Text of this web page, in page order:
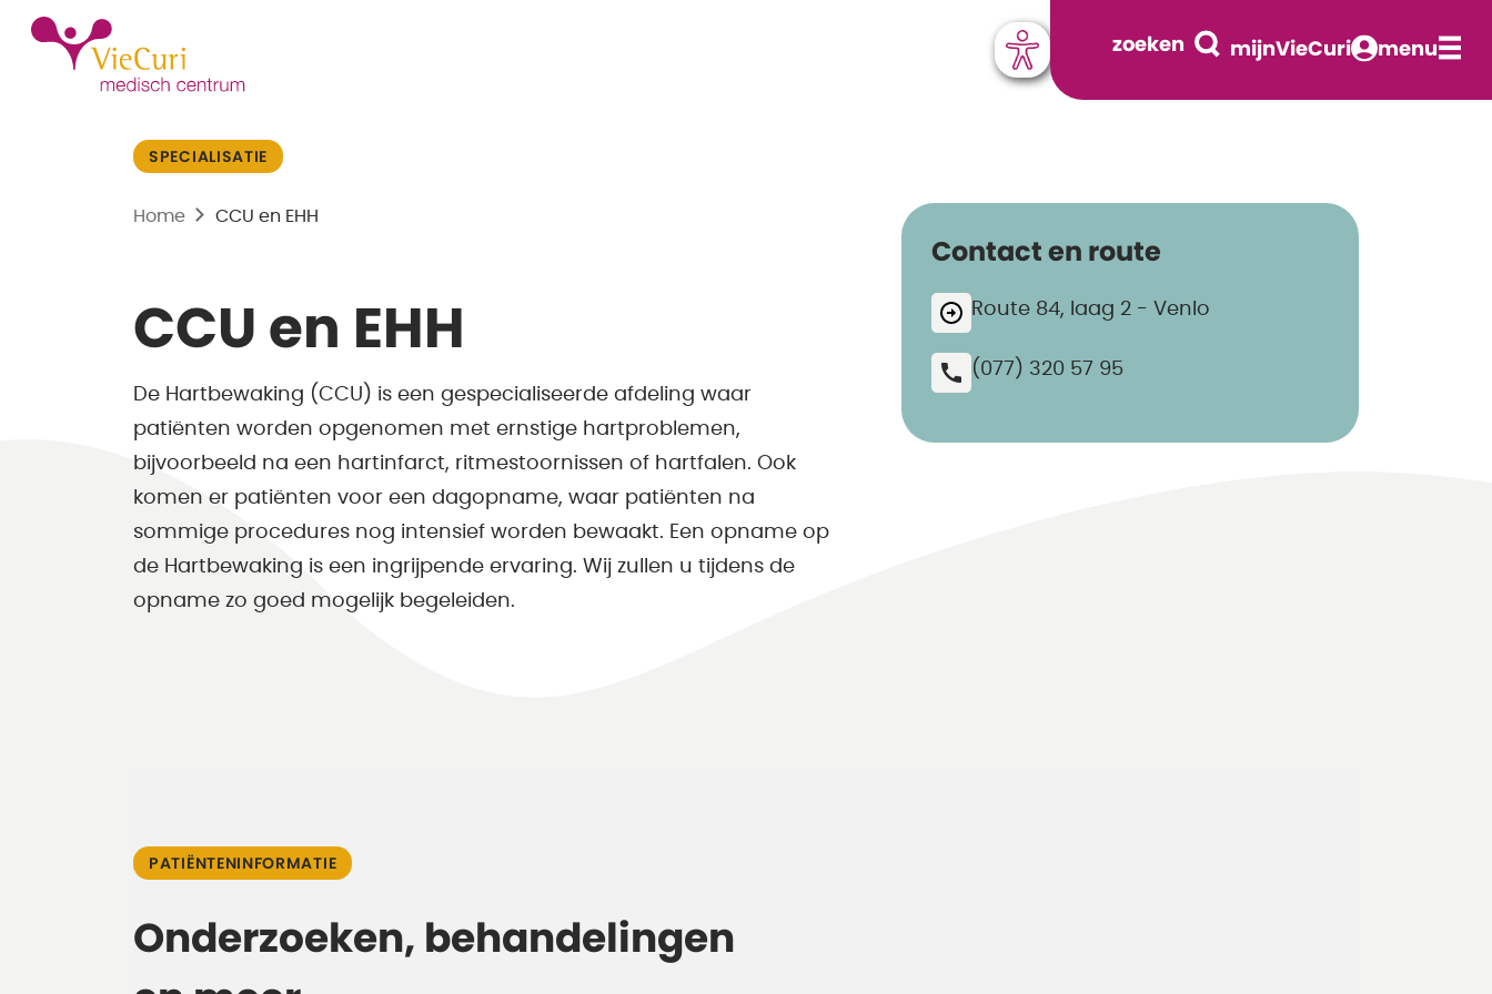
zoeken mijnVieCuri menu
SPECIALISATIE
Home CCU en EHH
CCU en EHH
De Hartbewaking (CCU) is een gespecialiseerde afdeling waar
patiënten worden opgenomen met ernstige hartproblemen,
bijvoorbeeld na een hartinfarct, ritmestoornissen of hartfalen. Ook
komen er patiënten voor een dagopname, waar patiënten na
sommige procedures nog intensief worden bewaakt. Een opname op
de Hartbewaking is een ingrijpende ervaring. Wij zullen u tijdens de
opname zo goed mogelijk begeleiden.
Contact en route
Route 84, laag 2 - Venlo
(077) 320 57 95
PATIËNTENINFORMATIE
Onderzoeken, behandelingen